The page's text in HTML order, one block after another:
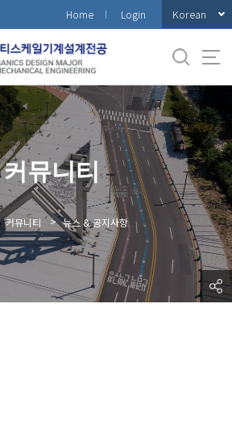
Home Login Korean
커뮤니티
커뮤니티 > 뉴스 & 공지사항